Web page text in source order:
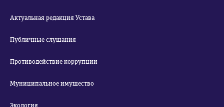
Актуальная редакция Устава
Публичные слушания
Противодействие коррупции
Муниципальное имущество
Экология